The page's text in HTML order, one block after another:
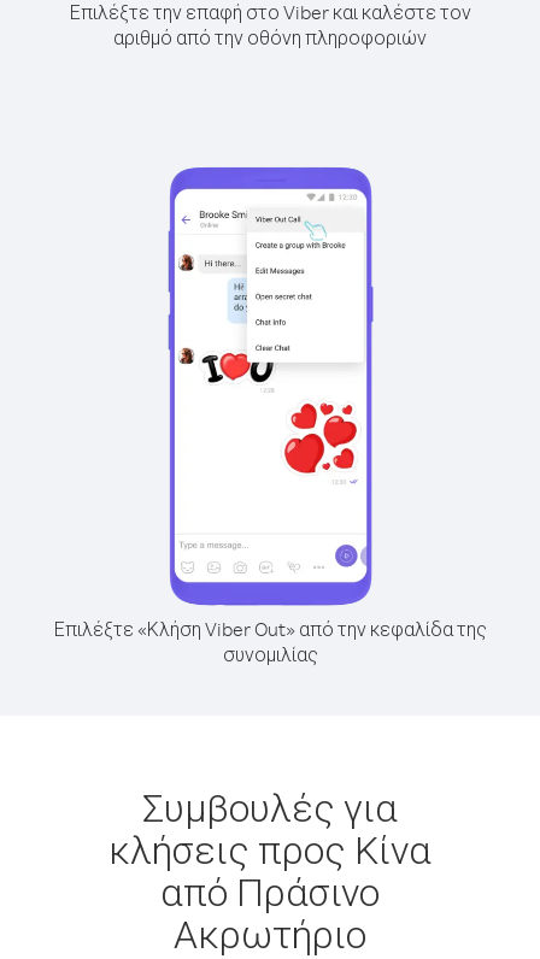
Επιλέξτε την επαφή στο Viber και καλέστε τον
αριθμό από την οθόνη πληροφοριών
Επιλέξτε «Κλήση Viber Out» από την κεφαλίδα της
συνομιλίας
Συμβουλές για
κλήσεις προς Κίνα
από Πράσινο
Ακρωτήριο